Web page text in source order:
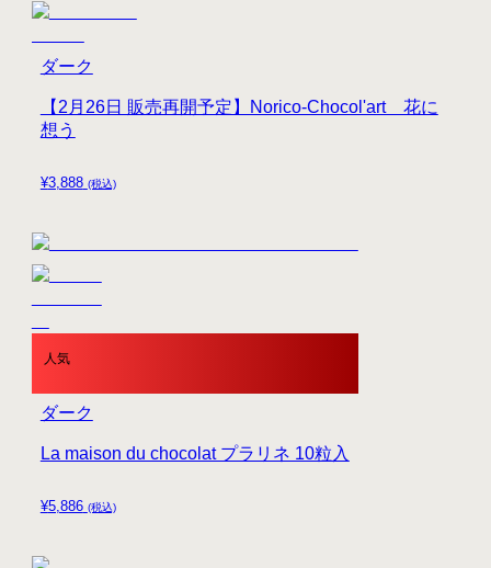
¥3,888 (税込)
【2月26日 販売再開予定】Norico-Chocol'art 花に
想う
ダーク
人気
¥5,886 (税込)
La maison du chocolat プラリネ 10粒入
ダーク